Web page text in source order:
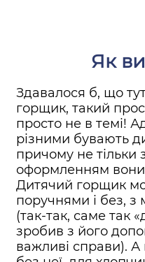
Як
Здавалося б, що
горщик, такий
просто не в темі!
різними бувають
причому не тільки
оформленням вони
Дитячий горщик
поручнями і без,
(так-так, саме так
зробив з його
важливі справи).